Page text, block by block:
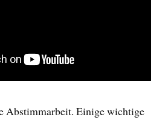
Abstimmarbeit. Einige wichtige